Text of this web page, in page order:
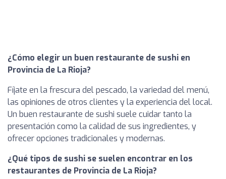
¿Cómo elegir un buen restaurante de sushi en
Provincia de La Rioja?
Fíjate en la frescura del pescado, la variedad del menú,
las opiniones de otros clientes y la experiencia del local.
Un buen restaurante de sushi suele cuidar tanto la
presentación como la calidad de sus ingredientes, y
ofrecer opciones tradicionales y modernas.
¿Qué tipos de sushi se suelen encontrar en los
restaurantes de Provincia de La Rioja?